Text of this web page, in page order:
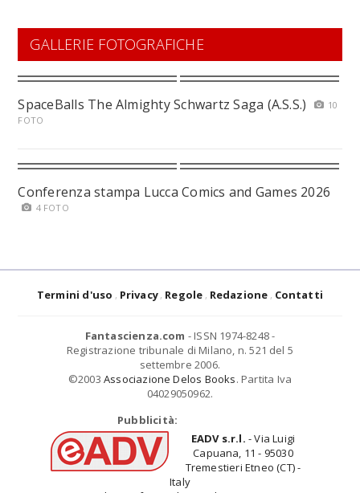
GALLERIE FOTOGRAFICHE
SpaceBalls The Almighty Schwartz Saga (A.S.S.)
10
FOTO
Conferenza stampa Lucca Comics and Games 2026
4 FOTO
Termini d'uso Privacy Regole Redazione Contatti
Fantascienza.com - ISSN 1974-8248 -
Registrazione tribunale di Milano, n. 521 del 5
settembre 2006.
©2003 Associazione Delos Books. Partita Iva
04029050962.
Pubblicità:
EADV s.r.l. - Via Luigi
Capuana, 11 - 95030
Tremestieri Etneo (CT) -
Italy